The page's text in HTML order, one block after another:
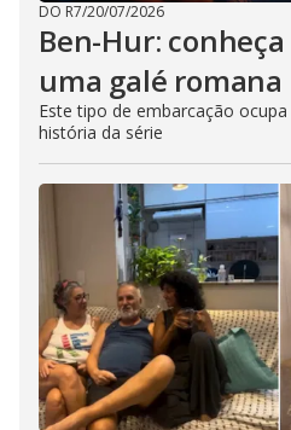
DO R7/20/07/2026
Ben-Hur:
uma galé romana
Este tipo de embarcação
história da série